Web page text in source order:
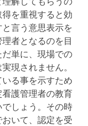
を重視すると効
言う意思表示を
者となるのを目
単に、現場での
現されません。
る事を示すため
護管理者の教育
しょう。その時
いて、認定を受